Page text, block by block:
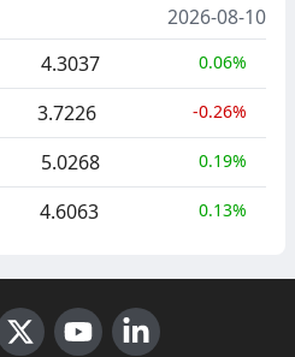
2026-08-10
4.3037 0.06%
3.7226 -0.26%
5.0268 0.19%
4.6063 0.13%